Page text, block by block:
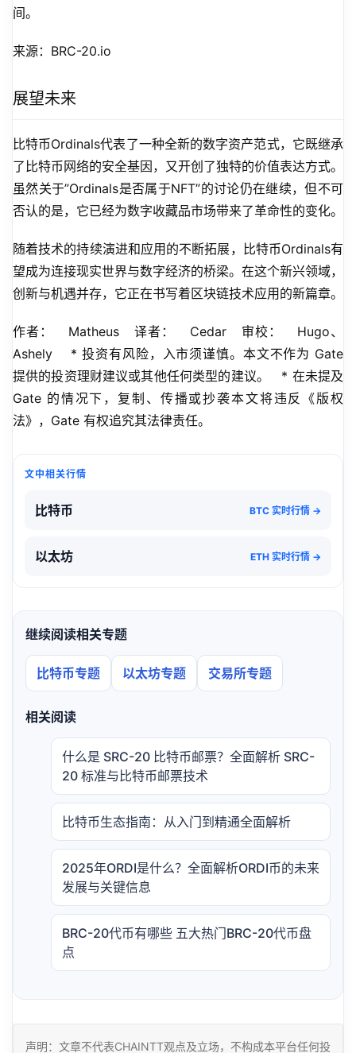
间。
来源：BRC-20.io
展望未来
比特币Ordinals代表了一种全新的数字资产范式，它既继承
了比特币网络的安全基因，又开创了独特的价值表达方式。
虽然关于”Ordinals是否属于NFT”的讨论仍在继续，但不可
否认的是，它已经为数字收藏品市场带来了革命性的变化。
随着技术的持续演进和应用的不断拓展，比特币Ordinals有
望成为连接现实世界与数字经济的桥梁。在这个新兴领域，
创新与机遇并存，它正在书写着区块链技术应用的新篇章。
作者：   Matheus   译者：   Cedar   审校：   Hugo、
Ashely    * 投资有风险，入市须谨慎。本文不作为 Gate
提供的投资理财建议或其他任何类型的建议。   * 在未提及
Gate 的情况下，复制、传播或抄袭本文将违反《版权
法》，Gate 有权追究其法律责任。
文中相关行情
比特币 BTC 实时行情 →
以太坊 ETH 实时行情 →
继续阅读相关专题
比特币专题 以太坊专题 交易所专题
相关阅读
什么是 SRC-20 比特币邮票？全面解析 SRC-
20 标准与比特币邮票技术
比特币生态指南：从入门到精通全面解析
2025年ORDI是什么？全面解析ORDI币的未来
发展与关键信息
BRC-20代币有哪些 五大热门BRC-20代币盘
点
声明：文章不代表CHAINTT观点及立场，不构成本平台任何投